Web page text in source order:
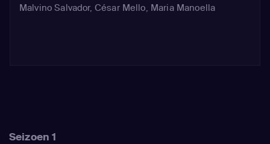
belast.
Malvino Salvador, César Mello, Maria Manoella
Seizoen 1